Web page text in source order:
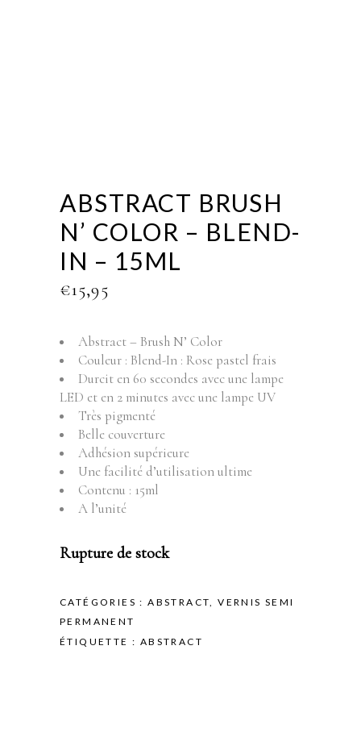
ABSTRACT BRUSH
N’ COLOR – BLEND-
IN – 15ML
€15,95
Abstract – Brush N’ Color
Couleur : Blend-In : Rose pastel frais
Durcit en 60 secondes avec une lampe
LED et en 2 minutes avec une lampe UV
Très pigmenté
Belle couverture
Adhésion supérieure
Une facilité d’utilisation ultime
Contenu : 15ml
A l’unité
Rupture de stock
CATÉGORIES :ABSTRACT,VERNIS SEMI
PERMANENT
ÉTIQUETTE : ABSTRACT